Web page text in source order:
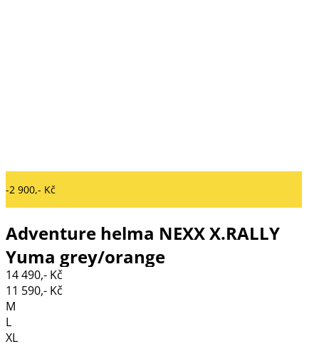
-2 900,- Kč
Adventure helma NEXX X.RALLY
Yuma grey/orange
14 490,- Kč
11 590,- Kč
M
L
XL